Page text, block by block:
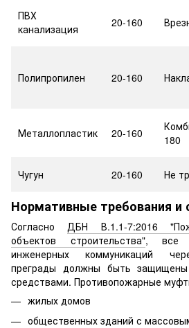
ПВХ
канализация
20-160
Полипропилен 20-160
Металлопластик 20-160
180
Чугун
20-160 Не
Нормативные требования и
СогласноДБН В.1.1-7:2016
объектов строительства", все
инженерных коммуникаций
преграды должны быть защищены
средствами. Противопожарные
жилых домов
общественных зданий с